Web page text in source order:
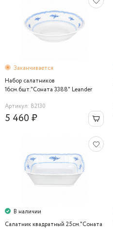
Заканчивается
Набор салатников
16см.6шт."Соната 3388" Leander
Артикул: 82130
5 460 ₽
В наличии
Салатник квадратный 25см."Соната